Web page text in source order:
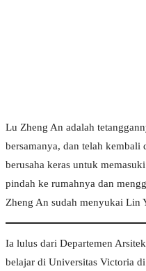
Lu Zheng An adalah
bersamanya, dan telah
berusaha keras untuk
pindah ke rumahnya dan
Zheng An sudah menyukai Lin
Ia lulus dari Departemen
belajar di Universitas Victoria